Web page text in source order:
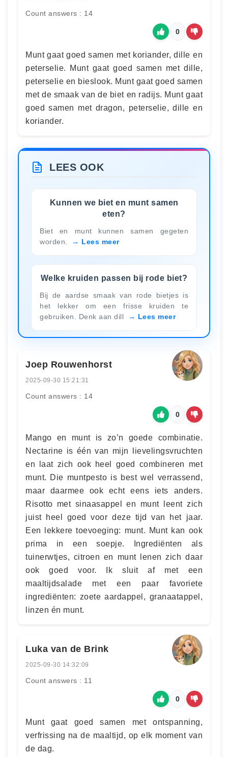
Count answers : 14
0
Munt gaat goed samen met koriander, dille en
peterselie. Munt gaat goed samen met dille,
peterselie en bieslook. Munt gaat goed samen
met de smaak van de biet en radijs. Munt gaat
goed samen met dragon, peterselie, dille en
koriander.
LEES OOK
Kunnen we biet en munt samen
eten?
Biet en munt kunnen samen gegeten
worden.
Lees meer
Welke kruiden passen bij rode biet?
Bij de aardse smaak van rode bietjes is
het lekker om een frisse kruiden te
gebruiken. Denk aan dill
Lees meer
Joep Rouwenhorst
2025-09-30 15:21:31
Count answers : 14
0
Mango en munt is zo’n goede combinatie.
Nectarine is één van mijn lievelingsvruchten
en laat zich ook heel goed combineren met
munt. Die muntpesto is best wel verrassend,
maar daarmee ook echt eens iets anders.
Risotto met sinaasappel en munt leent zich
juist heel goed voor deze tijd van het jaar.
Een lekkere toevoeging: munt. Munt kan ook
prima in een soepje. Ingrediënten als
tuinerwtjes, citroen en munt lenen zich daar
ook goed voor. Ik sluit af met een
maaltijdsalade met een paar favoriete
ingrediënten: zoete aardappel, granaatappel,
linzen én munt.
Luka van de Brink
2025-09-30 14:32:09
Count answers : 11
0
Munt gaat goed samen met ontspanning,
verfrissing na de maaltijd, op elk moment van
de dag.